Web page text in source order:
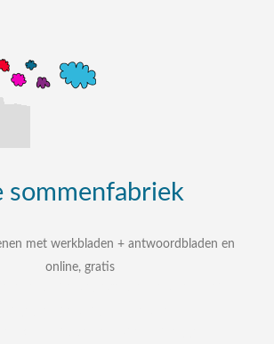
sommenfabriek
met werkbladen + antwoordbladen en
online, gratis